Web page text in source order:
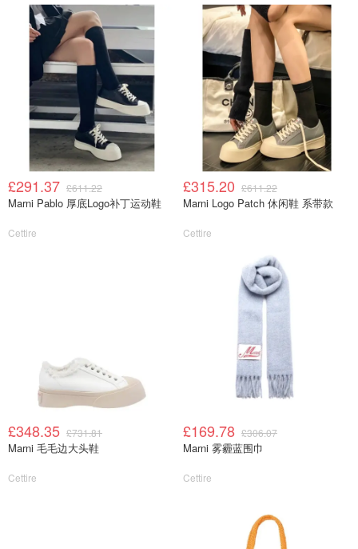
£291.37 £611.22
Marni Pablo 厚底Logo补丁运动鞋
Cettire
£315.20 £611.22
Marni Logo Patch 休闲鞋 系带款
Cettire
£348.35 £731.81
Marni 毛毛边大头鞋
Cettire
£169.78 £306.07
Marni 雾霾蓝围巾
Cettire